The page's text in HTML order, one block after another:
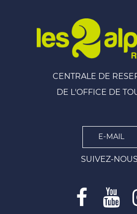
CENTRALE DE
DE L'OFFICE DE
E-MAIL
SUIVEZ-